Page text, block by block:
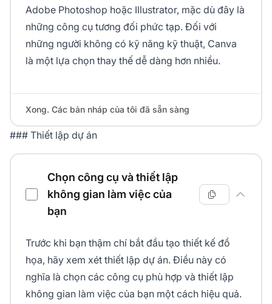
Adobe Photoshop hoặc Illustrator, mặc dù đây là
những công cụ tương đối phức tạp. Đối với
những người không có kỹ năng kỹ thuật, Canva
là một lựa chọn thay thế dễ dàng hơn nhiều.
Xong. Các bản nháp của tôi đã sẵn sàng
### Thiết lập dự án
Chọn công cụ và thiết lập
không gian làm việc của
bạn
Trước khi bạn thậm chí bắt đầu tạo thiết kế đồ
họa, hãy xem xét thiết lập dự án. Điều này có
nghĩa là chọn các công cụ phù hợp và thiết lập
không gian làm việc của bạn một cách hiệu quả.